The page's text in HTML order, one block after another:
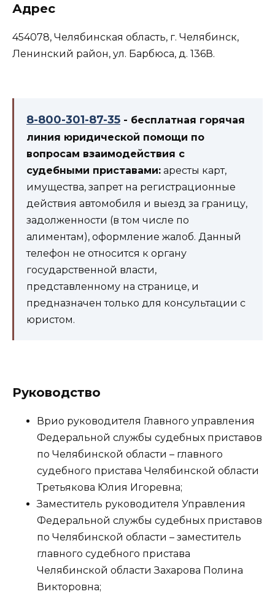
Адрес
454078, Челябинская область, г. Челябинск,
Ленинский район, ул. Барбюса, д. 136В.
8-800-301-87-35 - бесплатная горячая
линия юридической помощи по
вопросам взаимодействия с
судебными приставами: аресты карт,
имущества, запрет на регистрационные
действия автомобиля и выезд за границу,
задолженности (в том числе по
алиментам), оформление жалоб. Данный
телефон не относится к органу
государственной власти,
представленному на странице, и
предназначен только для консультации с
юристом.
Руководство
Врио руководителя Главного управления
Федеральной службы судебных приставов
по Челябинской области – главного
судебного пристава Челябинской области
Третьякова Юлия Игоревна;
Заместитель руководителя Управления
Федеральной службы судебных приставов
по Челябинской области – заместитель
главного судебного пристава
Челябинской области Захарова Полина
Викторовна;